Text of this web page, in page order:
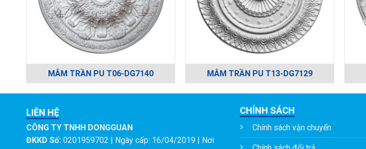
MÂM TRẦN PU T06-DG7140 MÂM TRẦN PU T13-DG7129
LIÊN HỆ
CÔNG TY TNHH DONGGUAN
ĐKKD Số: 0201959702 | Ngày cấp: 16/04/2019 | Nơi
CHÍNH SÁCH
Chính sách vận chuyển